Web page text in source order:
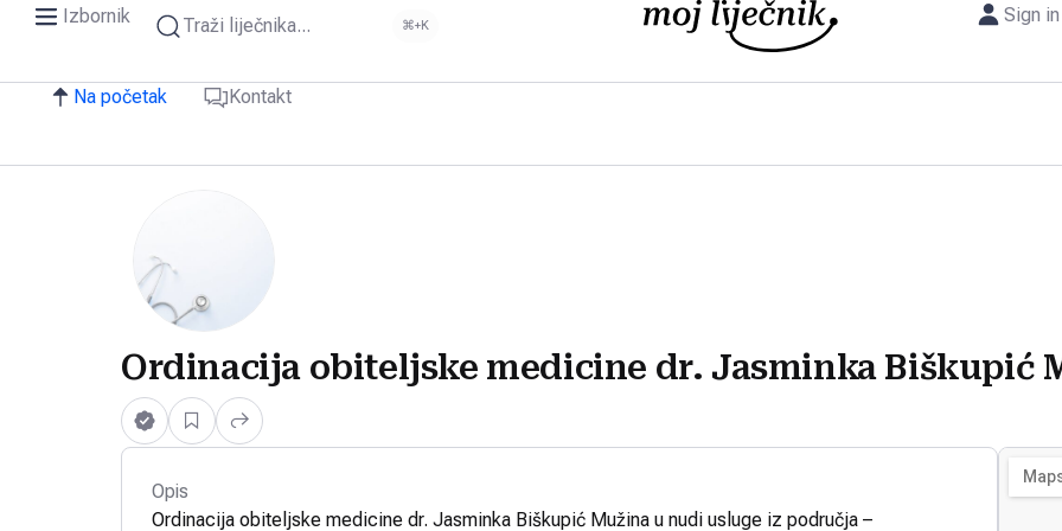
Izbornik Traži liječnika... ⌘+K Sign in
Na početak Kontakt
Ordinacija obiteljske medicine dr. Jasminka Biškupić
Opis
Ordinacija obiteljske medicine dr. Jasminka Biškupić Mužina u nudi usluge iz područja –